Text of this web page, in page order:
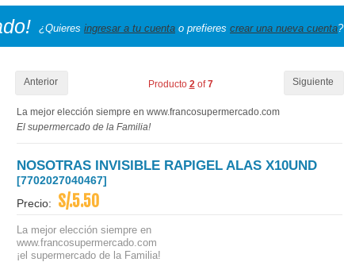
¿Quieres ingresar a tu cuenta o prefieres crear una nueva cuenta?
Anterior Siguiente
Producto 2 of7
La mejor elección siempre en www.francosupermercado.com
El supermercado de la Familia!
NOSOTRAS INVISIBLE RAPIGEL ALAS X10UND
[7702027040467]
Precio: S/.5.50
La mejor elección siempre en
www.francosupermercado.com
¡el supermercado de la Familia!